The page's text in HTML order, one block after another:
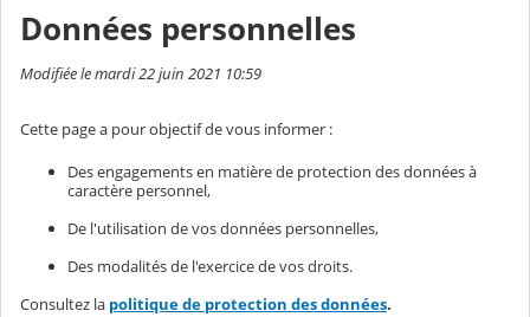
Données personnelles
Modifiée le mardi 22 juin 2021 10:59
Cette page a pour objectif de vous informer :
Des engagements en matière de protection des données à
caractère personnel,
De l'utilisation de vos données personnelles,
Des modalités de l'exercice de vos droits.
Consultez la politique de protection des données.